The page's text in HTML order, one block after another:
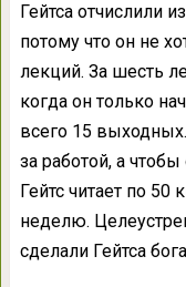
Гейтса отчислили
потому что он не
лекций. За шесть
когда он только
всего 15
за работой, а
Гейтс читает по
неделю.
сделали Гейтса